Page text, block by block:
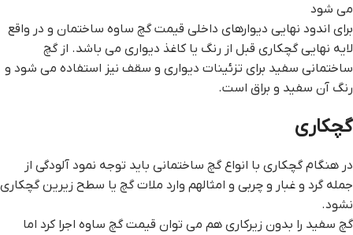
می شود
برای اندود نهایی دیوارهای داخلی قيمت گچ ساوه ساختمان و در واقع
لایه نهایی گچکاری قبل از رنگ یا کاغذ دیواری می باشد. از گچ
ساختمانی سفید برای تزئینات دیواری و سقف نیز استفاده می شود و
رنگ آن سفید و براق است.
گچکاری
در هنگام گچکاری با انواع گچ ساختمانی باید توجه نمود آلودگی از
جمله گرد و غبار و چربی و امثالهم وارد ملات گچ یا سطح زیرین گچکاری
نشود.
گچ سفید را بدون زیرکاری هم می توان قيمت گچ ساوه اجرا کرد اما